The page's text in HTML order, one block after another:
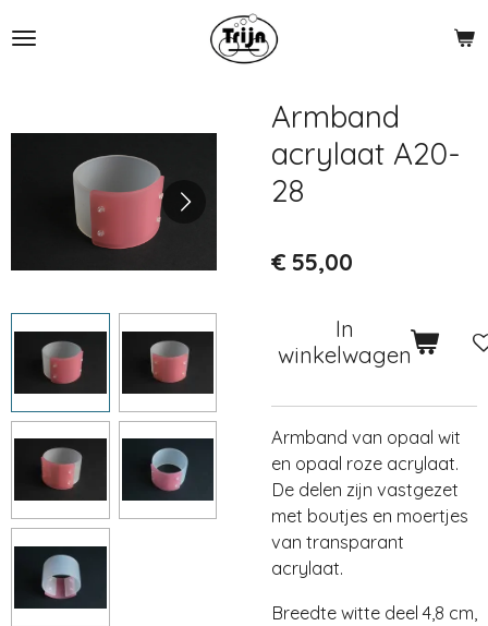
direct
Armband
acrylaat A20-
28
€ 55,00
In
winkelwagen
Armband van opaal wit
en opaal roze acrylaat.
De delen zijn vastgezet
met boutjes en moertjes
van transparant
acrylaat.
Breedte witte deel 4,8 cm,